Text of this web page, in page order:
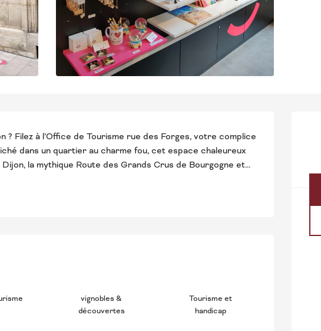
? Filez à l’Office de Tourisme rue des Forges, votre complice
dans un quartier au charme fou, cet espace chaleureux
la mythique Route des Grands Crus de Bourgogne et...
vignobles &
découvertes
Tourisme et
handicap